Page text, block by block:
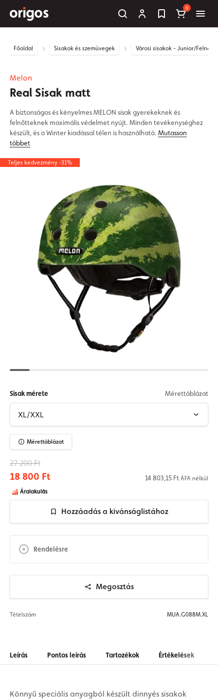
0
Főoldal Sisakok és szemüvegek Városi sisakok - Junior/Felnőtt
Melon
Real Sisak matt
A biztonságos és kényelmes MELON sisak gyerekeknek és
felnőtteknek maximális védelmet nyújt. Minden tevékenységhez
készült, és a Winter kiadással télen is használható. Mutasson
többet
Teljes kedvezmény -31%
Sisak mérete Mérettáblázat
Mérettáblázat
27 200 Ft
18 800 Ft 14 803,15 Ft ÁFA nélkül
Áralakulás
Hozzáadás a kivánságlistához
Rendelésre
Megosztás
Tételszám MUA.G088M.XL
Leírás Pontos leírás Tartozékok Értékelések
Könnyű speciális anyagból készült dinnyés sisakok